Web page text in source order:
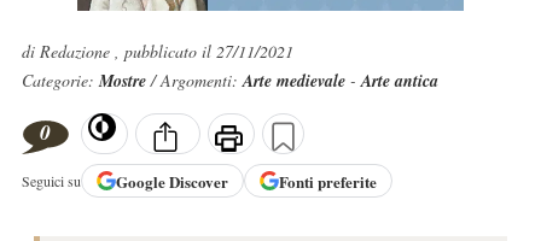
di Redazione , pubblicato il 27/11/2021
Categorie:Mostre/ Argomenti:Arte medievale-Arte antica
0
Seguici su GoogleDiscover Fonti preferite